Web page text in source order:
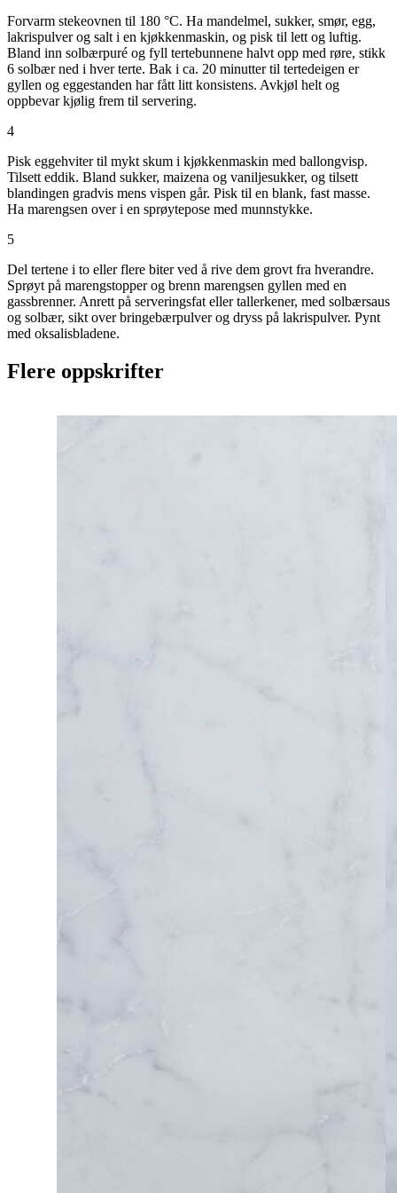
Forvarm stekeovnen til 180 °C. Ha mandelmel, sukker, smør, egg,
lakrispulver og salt i en kjøkkenmaskin, og pisk til lett og luftig.
Bland inn solbærpuré og fyll tertebunnene halvt opp med røre, stikk
6 solbær ned i hver terte. Bak i ca. 20 minutter til tertedeigen er
gyllen og eggestanden har fått litt konsistens. Avkjøl helt og
oppbevar kjølig frem til servering.
4
Pisk eggehviter til mykt skum i kjøkkenmaskin med ballongvisp.
Tilsett eddik. Bland sukker, maizena og vaniljesukker, og tilsett
blandingen gradvis mens vispen går. Pisk til en blank, fast masse.
Ha marengsen over i en sprøytepose med munnstykke.
5
Del tertene i to eller flere biter ved å rive dem grovt fra hverandre.
Sprøyt på marengstopper og brenn marengsen gyllen med en
gassbrenner. Anrett på serveringsfat eller tallerkener, med solbærsaus
og solbær, sikt over bringebærpulver og dryss på lakrispulver. Pynt
med oksalisbladene.
Flere oppskrifter